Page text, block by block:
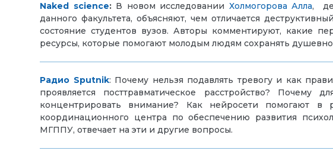
Naked science:В новом исследовании Холмогорова Алла,
данного факультета, объясняют, чем отличается
состояние студентов вузов. Авторы комментируют, какие
ресурсы, которые помогают молодым людям сохранять
Радио Sputnik: Почему нельзя подавлять тревогу и как
проявляется посттравматическое расстройство?
концентрировать внимание? Как нейросети помогают в
координационного центра по обеспечению развития
МГППУ, отвечает на эти и другие вопросы.